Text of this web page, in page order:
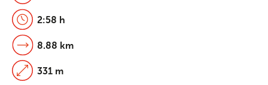
2:58 h
8.88 km
331 m